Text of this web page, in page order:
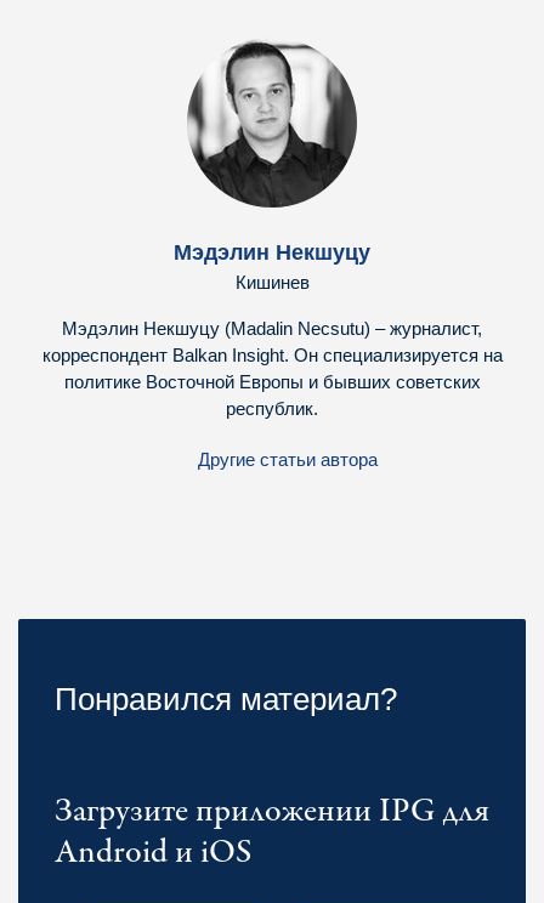
Мэдэлин Некшуцу
Кишинев
Мэдэлин Некшуцу (Madalin Necsutu) – журналист,
корреспондент Balkan Insight. Он специализируется на
политике Восточной Европы и бывших советских
республик.
Другие статьи автора
Понравился материал?
Загрузите приложении IPG для
Android и iOS